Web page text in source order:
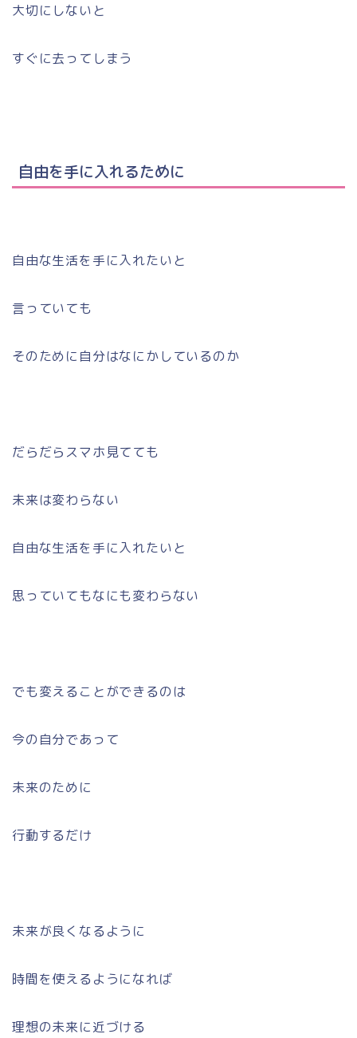
大切にしないと
すぐに去ってしまう
自由を手に入れるために
自由な生活を手に入れたいと
言っていても
そのために自分はなにかしているのか
だらだらスマホ見てても
未来は変わらない
自由な生活を手に入れたいと
思っていてもなにも変わらない
でも変えることができるのは
今の自分であって
未来のために
行動するだけ
未来が良くなるように
時間を使えるようになれば
理想の未来に近づける